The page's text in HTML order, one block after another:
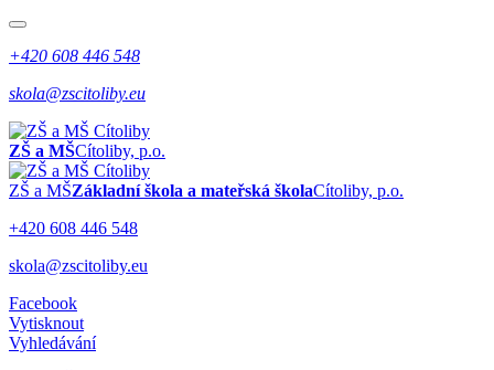
+420 608 446 548
skola@zscitoliby.eu
ZŠ a MŠCítoliby, p.o.
ZŠ a MŠZákladní škola a mateřská školaCítoliby, p.o.
+420 608 446 548
skola@zscitoliby.eu
Facebook
Vytisknout
Vyhledávání